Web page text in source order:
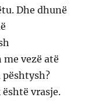
Dhe dhunë
vezë atë
pështysh?
vrasje.